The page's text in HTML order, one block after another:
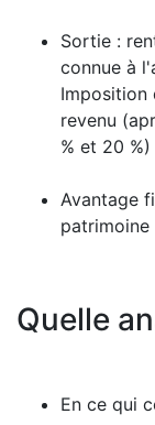
Sortie :
connue à
Imposition
revenu
% et 20 %)
Avantage
patrimoine
Quelle
En ce qui